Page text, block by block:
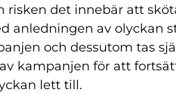
risken det innebär att
anledningen av olyckan
och dessutom tas
kampanjen för att
lett till.